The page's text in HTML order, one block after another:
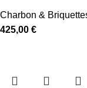
Charbon &
425,00 €